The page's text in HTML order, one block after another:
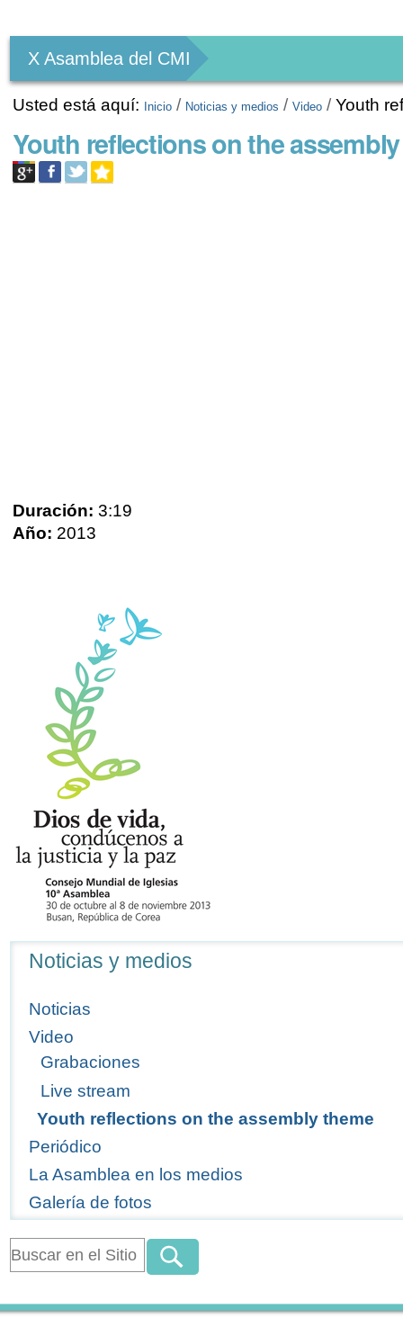
Personales
X Asamblea del CMI
Usted está aquí: Inicio / Noticias y medios /Video /Youth
Youth reflections on the
Duración: 3:19
Año: 2013
Navegación
Noticias y medios
Noticias
Video
Grabaciones
Live stream
Youth reflections on the assembly theme
Periódico
La Asamblea en los medios
Galería de fotos